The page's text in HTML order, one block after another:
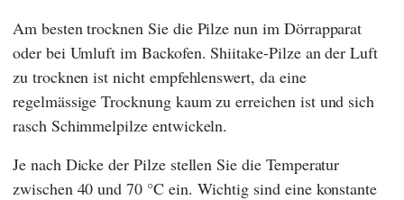
Am besten trocknen Sie die Pilze nun im Dörrapparat
oder bei Umluft im Backofen. Shiitake-Pilze an der Luft
zu trocknen ist nicht empfehlenswert, da eine
regelmässige Trocknung kaum zu erreichen ist und sich
rasch Schimmelpilze entwickeln.
Je nach Dicke der Pilze stellen Sie die Temperatur
zwischen 40 und 70 °C ein. Wichtig sind eine konstante